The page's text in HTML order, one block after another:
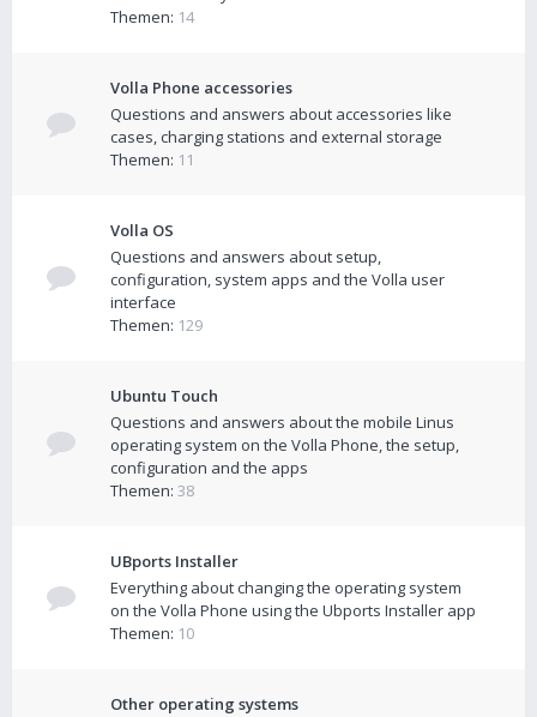
Themen: 14
Volla Phone accessories
Questions and answers about accessories like
cases, charging stations and external storage
Themen: 11
Volla OS
Questions and answers about setup,
configuration, system apps and the Volla user
interface
Themen: 129
Ubuntu Touch
Questions and answers about the mobile Linus
operating system on the Volla Phone, the setup,
configuration and the apps
Themen: 38
UBports Installer
Everything about changing the operating system
on the Volla Phone using the Ubports Installer app
Themen: 10
Other operating systems